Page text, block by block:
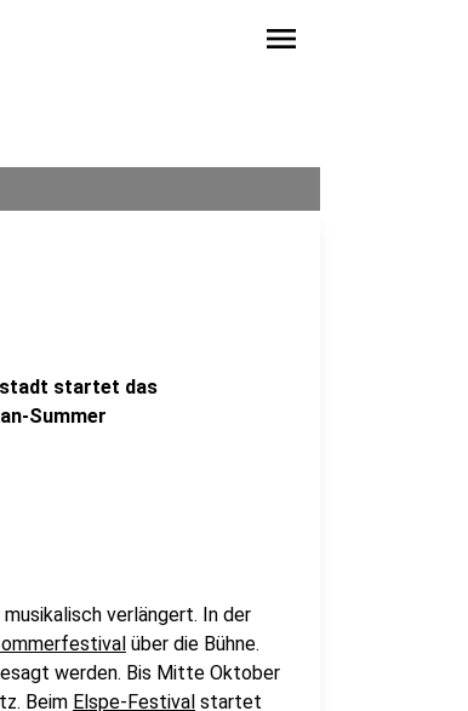
menu
startet das
Summer
verlängert. In der
über die Bühne.
werden. Bis Mitte Oktober
Beim Elspe-Festival startet